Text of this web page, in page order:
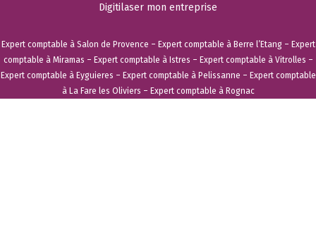
Digitilaser mon entreprise
Expert comptable à Salon de Provence – Expert comptable à Berre l’Etang– Expert
comptable à Miramas – Expert comptable à Istres – Expert comptable à Vitrolles –
Expert comptable à Eyguieres – Expert comptable à Pelissanne – Expert comptable
à La Fare les Oliviers – Expert comptable à Rognac